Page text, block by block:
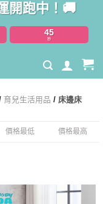
開跑中！🚚
45
秒
育兒生活用品 / 床邊床
價格最低 價格最高